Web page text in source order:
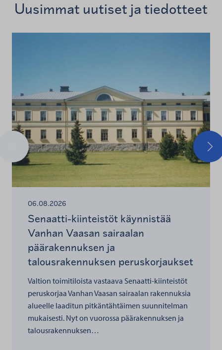
Uusimmat uutiset ja tiedotteet
Edellinen
06.08.2026
Senaatti-kiinteistöt käynnistää
Vanhan Vaasan sairaalan
päärakennuksen ja
talousrakennuksen peruskorjaukset
Valtion toimitiloista vastaava Senaatti-kiinteistöt
peruskorjaa Vanhan Vaasan sairaalan rakennuksia
alueelle laaditun pitkäntähtäimen suunnitelman
mukaisesti. Nyt on vuorossa päärakennuksen ja
talousrakennuksen…